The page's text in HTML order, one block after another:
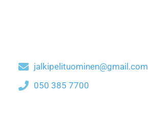
jalkipelituominen@gmail.com
050 385 7700